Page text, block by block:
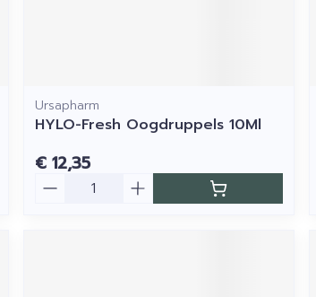
Ursapharm
HYLO-Fresh Oogdruppels 10Ml
€ 12,35